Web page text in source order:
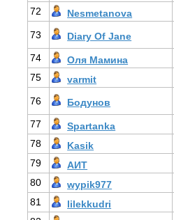
72
Nesmetanova
73 Diary Of Jane
74 Оля Мамина
75
varmit
76 Бодунов
77 Spartanka
78
Kasik
79
АИТ
80
wypik977
81
lilekkudri